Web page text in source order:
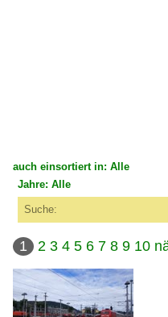
auch einsortiert in: Alle
Alle Kategorien
Bahnbilder-Treffen
Treffen 2009
2009-06-13
Jahre: Alle
2004
2006
1 2 3 4 5 6 7 8 9 10